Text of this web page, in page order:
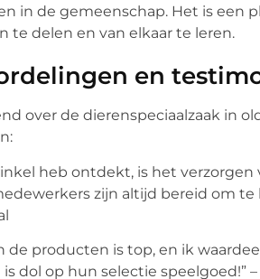
in de gemeenschap. Het is een
te delen en van elkaar te leren.
en
over de dierenspeciaalzaak in
heb ontdekt, is het
zijn altijd bereid om te
de producten is top, en ik
dol op hun selectie speelgoed!”